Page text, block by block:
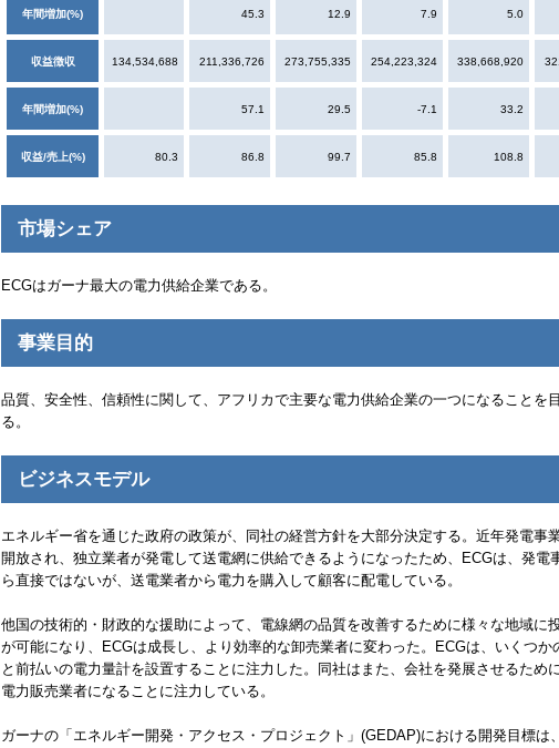
年間増加(%) 45.3 12.9 7.9 5.0
収益徴収 134,534,688 211,336,726 273,755,335 254,223,324 338,668,920
年間増加(%) 57.1 29.5 -7.1 33.2
収益/売上(%) 80.3 86.8 99.7 85.8 108.8
市場シェア
ECGはガーナ最大の電力供給企業である。
事業目的
品質、安全性、信頼性に関して、アフリカで主要な電力供給企業の一つになることを
る。
ビジネスモデル
エネルギー省を通じた政府の政策が、同社の経営方針を大部分決定する。近年発電事
開放され、独立業者が発電して送電網に供給できるようになったため、
ECGは、発電
ら直接ではないが、送電業者から電力を購入して顧客に配電している。
他国の技術的・財政的な援助によって、電線網の品質を改善するために様々な地域に
が可能になり、
ECGは成長し、より効率的な卸売業者に変わった。 ECGは、いくつか
と前払いの電力量計を設置することに注力した。同社はまた、会社を発展させるため
電力販売業者になることに注力している。
ガーナの「エネルギー開発・アクセス・プロジェクト」(GEDAP)における開発目標は